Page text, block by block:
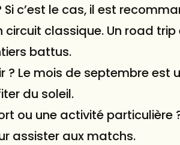
c’est le cas, il est
circuit classique. Un road
battus.
? Le mois de septembre est
du soleil.
ou une activité particulière
assister aux matchs.